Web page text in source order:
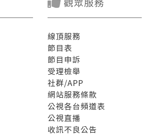
線頂服務
節目表
節目申訴
受理檢舉
社群/APP
網站服務條款
公視各台頻道表
公視直播
收訊不良公告